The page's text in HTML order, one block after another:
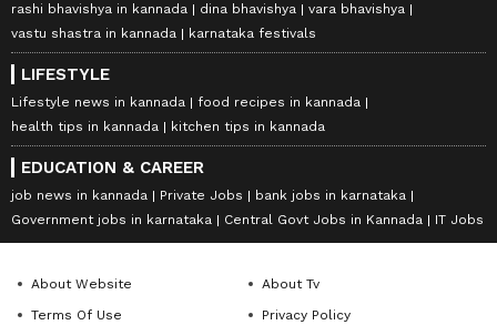
rashi bhavishya in kannada dina bhavishya
vara bhavishya
vastu shastra in kannada
karnataka festivals
LIFESTYLE
Lifestyle news in kannada
food recipes in kannada
health tips in kannada
kitchen tips in kannada
EDUCATION & CAREER
job news in kannada Private Jobs
bank jobs in karnataka
Government jobs in karnataka
Central Govt Jobs in Kannada IT Jobs
About Website
About Tv
Terms Of Use
Privacy Policy